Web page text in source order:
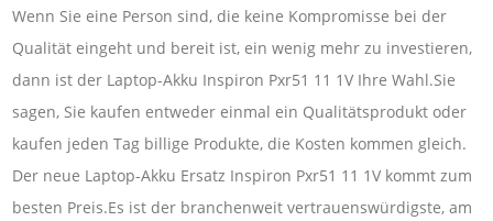
Wenn Sie eine Person sind, die keine Kompromisse bei der
Qualität eingeht und bereit ist, ein wenig mehr zu investieren,
dann ist der Laptop-Akku Inspiron Pxr51 11 1V Ihre Wahl.Sie
sagen, Sie kaufen entweder einmal ein Qualitätsprodukt oder
kaufen jeden Tag billige Produkte, die Kosten kommen gleich.
Der neue Laptop-Akku Ersatz Inspiron Pxr51 11 1V kommt zum
besten Preis.Es ist der branchenweit vertrauenswürdigste, am